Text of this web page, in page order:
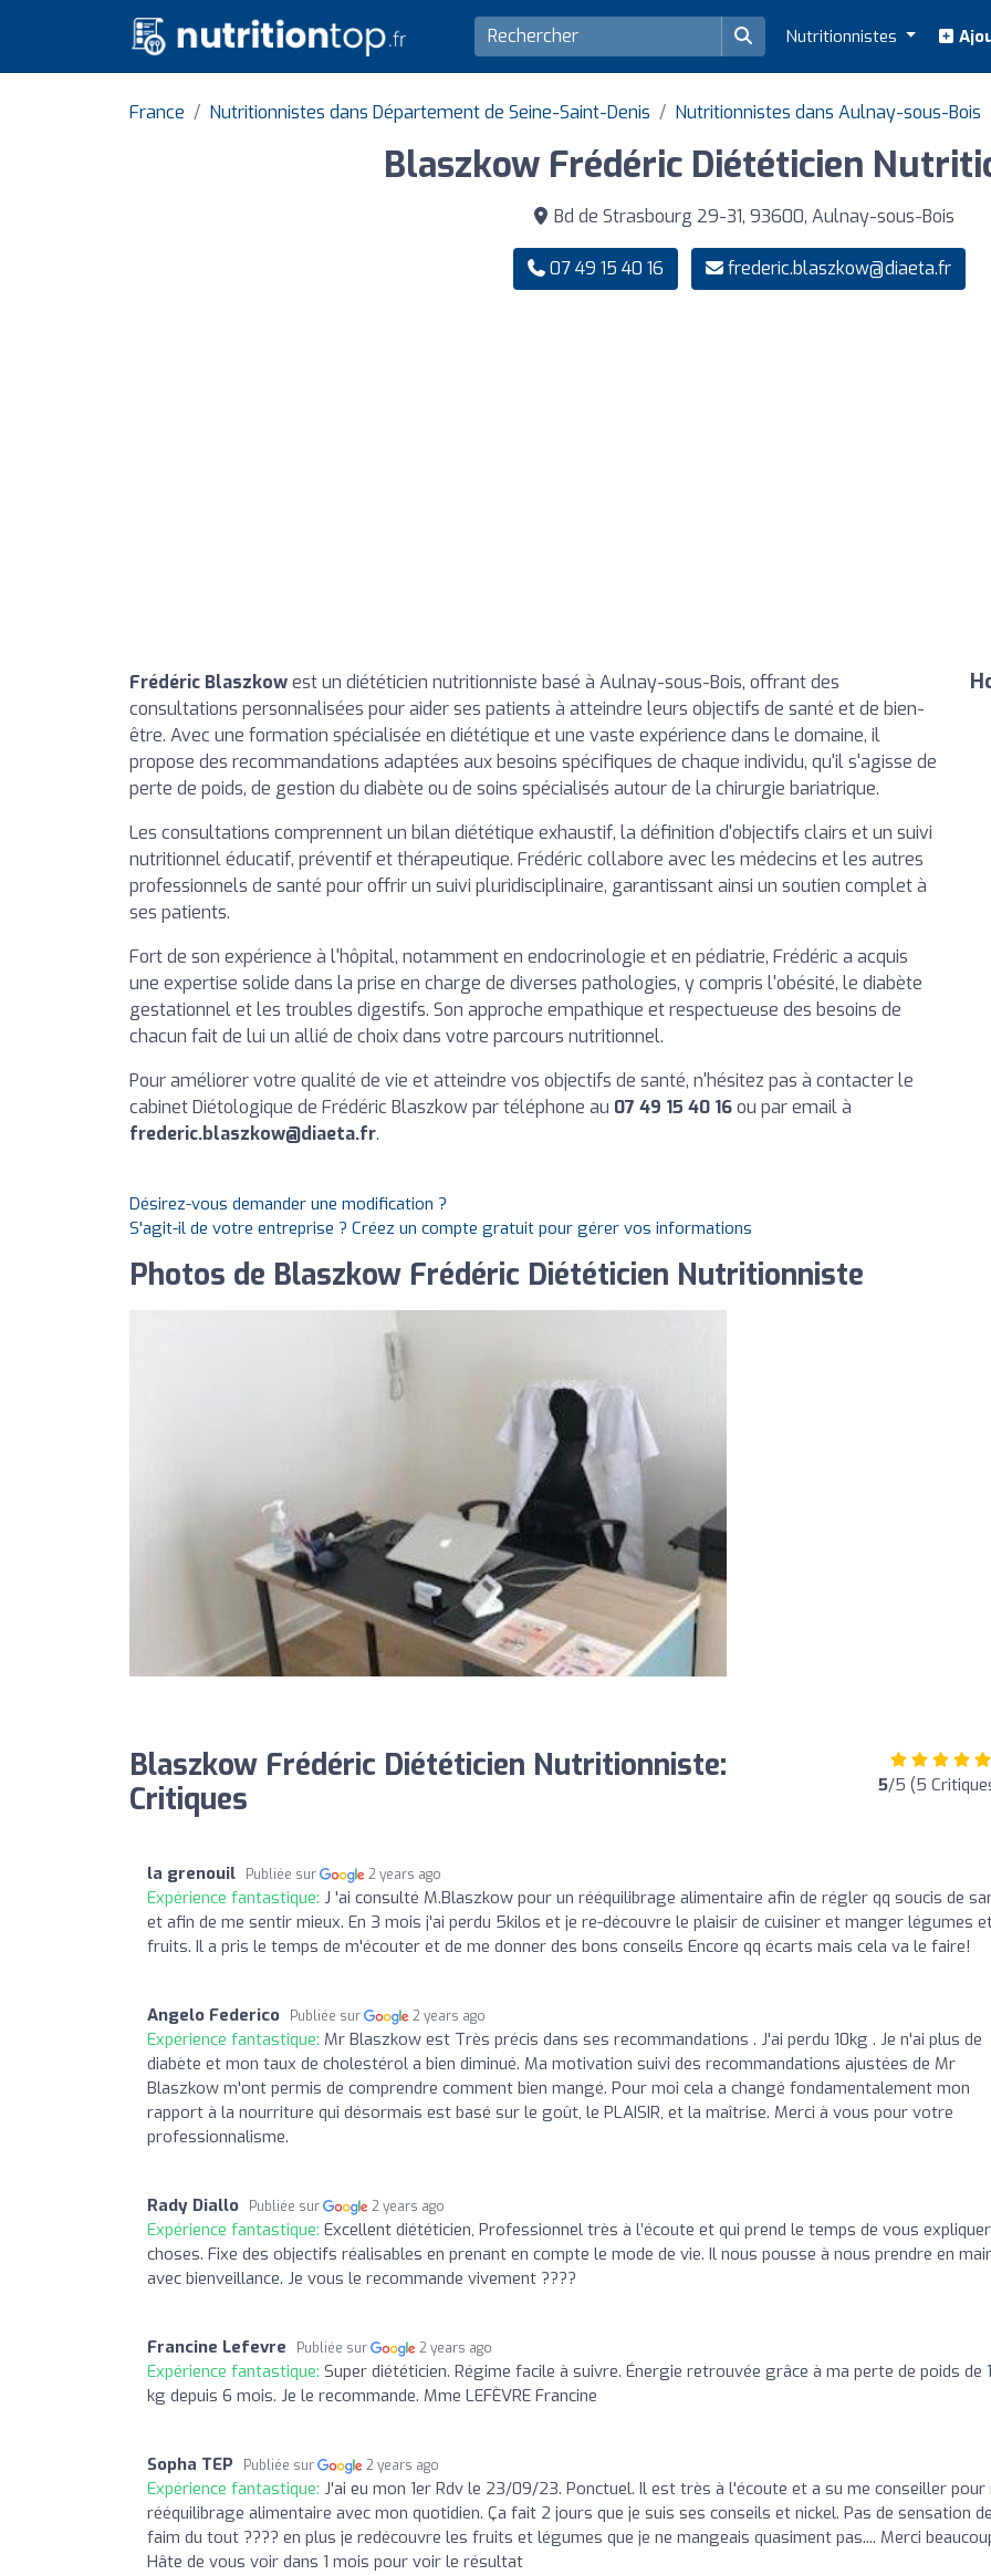
Nutritionnistes
France Nutritionnistes dans Département de Seine-Saint-Denis Nutritionnistes dans Aulnay-sous-Bois
Blaszkow Frédéric Diététicien
Bd de Strasbourg 29-31, 93600, Aulnay-sous-Bois
07 49 15 40 16 frederic.blaszkow@diaeta.fr
Frédéric Blaszkowest un diététicien nutritionniste basé à Aulnay-sous-Bois, offrant des
consultations personnalisées pour aider ses patients à atteindre leurs objectifs de santé et de bien-
être. Avec une formation spécialisée en diététique et une vaste expérience dans le domaine, il
propose des recommandations adaptées aux besoins spécifiques de chaque individu, qu'il s'agisse de
perte de poids, de gestion du diabète ou de soins spécialisés autour de la chirurgie bariatrique.
Les consultations comprennent un bilan diététique exhaustif, la définition d'objectifs clairs et un suivi
nutritionnel éducatif, préventif et thérapeutique. Frédéric collabore avec les médecins et les autres
professionnels de santé pour offrir un suivi pluridisciplinaire, garantissant ainsi un soutien complet à
ses patients.
Fort de son expérience à l'hôpital, notamment en endocrinologie et en pédiatrie, Frédéric a acquis
une expertise solide dans la prise en charge de diverses pathologies, y compris l'obésité, le diabète
gestationnel et les troubles digestifs. Son approche empathique et respectueuse des besoins de
chacun fait de lui un allié de choix dans votre parcours nutritionnel.
Pour améliorer votre qualité de vie et atteindre vos objectifs de santé, n'hésitez pas à contacter le
cabinet Diétologique de Frédéric Blaszkow par téléphone au 07 49 15 40 16ou par email à
frederic.blaszkow@diaeta.fr.
Désirez-vous demander une modification ?
S'agit-il de votre entreprise ? Créez un compte gratuit pour gérer vos informations
Photos de Blaszkow Frédéric Diététicien Nutritionniste
Blaszkow Frédéric Diététicien Nutritionniste:
Critiques
5/5 (5
la grenouil Publiée sur 2 years ago
Expérience fantastique: J 'ai consulté M.Blaszkow pour un rééquilibrage alimentaire afin de régler qq soucis de
et afin de me sentir mieux. En 3 mois j'ai perdu 5kilos et je re-découvre le plaisir de cuisiner et manger légumes
fruits. Il a pris le temps de m'écouter et de me donner des bons conseils Encore qq écarts mais cela va le faire!
Angelo Federico Publiée sur 2 years ago
Expérience fantastique: Mr Blaszkow est Très précis dans ses recommandations . J'ai perdu 10kg . Je n'ai plus de
diabète et mon taux de cholestérol a bien diminué. Ma motivation suivi des recommandations ajustées de Mr
Blaszkow m'ont permis de comprendre comment bien mangé. Pour moi cela a changé fondamentalement mon
rapport à la nourriture qui désormais est basé sur le goût, le PLAISIR, et la maîtrise. Merci à vous pour votre
professionnalisme.
Rady Diallo Publiée sur 2 years ago
Expérience fantastique: Excellent diététicien, Professionnel très à l’écoute et qui prend le temps de vous
choses. Fixe des objectifs réalisables en prenant en compte le mode de vie. Il nous pousse à nous prendre en
avec bienveillance. Je vous le recommande vivement ????
Francine Lefevre Publiée sur 2 years ago
Expérience fantastique: Super diététicien. Régime facile à suivre. Énergie retrouvée grâce à ma perte de poids de
kg depuis 6 mois. Je le recommande. Mme LEFÈVRE Francine
Sopha TEP Publiée sur 2 years ago
Expérience fantastique: J'ai eu mon 1er Rdv le 23/09/23. Ponctuel. Il est très à l'écoute et a su me conseiller pour
rééquilibrage alimentaire avec mon quotidien. Ça fait 2 jours que je suis ses conseils et nickel. Pas de sensation de
faim du tout ???? en plus je redécouvre les fruits et légumes que je ne mangeais quasiment pas.... Merci
Hâte de vous voir dans 1 mois pour voir le résultat